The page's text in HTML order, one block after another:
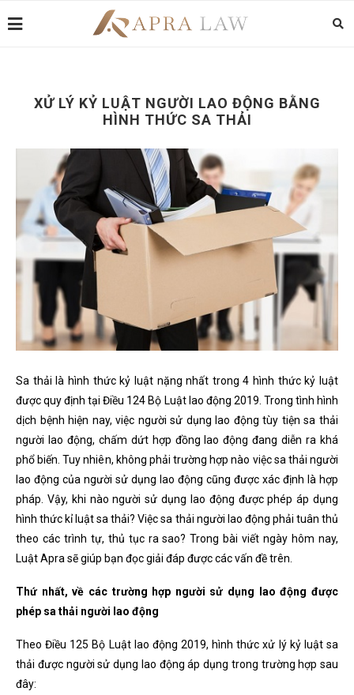
XỬ LÝ KỶ LUẬT NGƯỜI LAO ĐỘNG BẰNG
HÌNH THỨC SA THẢI
Sa thải là hình thức kỷ luật nặng nhất trong 4 hình thức kỷ luật
được quy định tại Điều 124 Bộ Luật lao động 2019. Trong tình hình
dịch bệnh hiện nay, việc người sử dụng lao động tùy tiện sa thải
người lao động, chấm dứt hợp đồng lao động đang diễn ra khá
phổ biến. Tuy nhiên, không phải trường hợp nào việc sa thải người
lao động của người sử dụng lao động cũng được xác định là hợp
pháp. Vậy, khi nào người sử dụng lao động được phép áp dụng
hình thức kỉ luật sa thải? Việc sa thải người lao động phải tuân thủ
theo các trình tự, thủ tục ra sao? Trong bài viết ngày hôm nay,
Luật Apra sẽ giúp bạn đọc giải đáp được các vấn đề trên.
Thứ nhất, về các trường hợp người sử dụng lao động được
phép sa thải người lao động
Theo Điều 125 Bộ Luật lao động 2019, hình thức xử lý kỷ luật sa
thải được người sử dụng lao động áp dụng trong trường hợp sau
đây: